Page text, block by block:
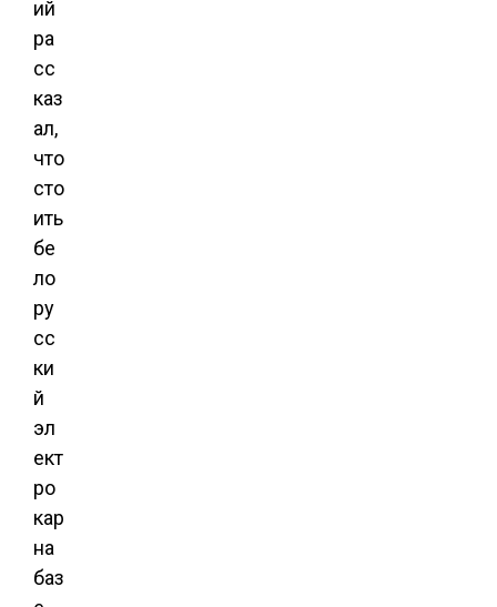
ий
ра
сс
каз
ал,
что
сто
ить
бе
ло
ру
сс
ки
й
эл
ект
ро
кар
на
баз